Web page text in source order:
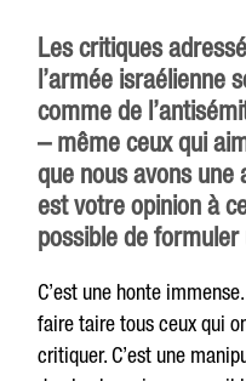
Les critiques
l’armée israélienne
comme de
– même ceux qui
que nous avons une
est votre opinion à
possible de
C’est une honte
faire taire tous ceux qui
critiquer. C’est une